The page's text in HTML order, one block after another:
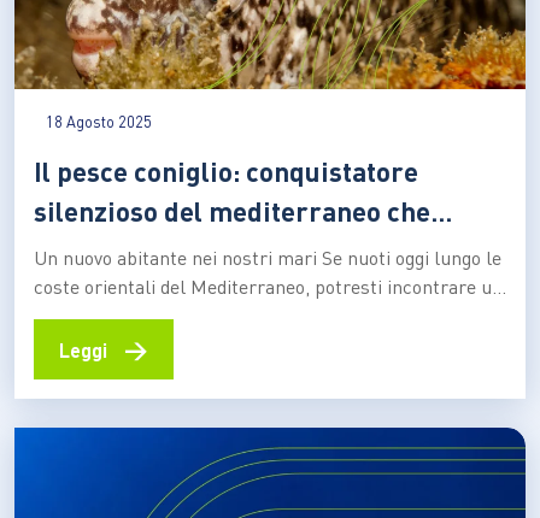
18 Agosto 2025
Il pesce coniglio: conquistatore
silenzioso del mediterraneo che
cambia
Un nuovo abitante nei nostri mari Se nuoti oggi lungo le
coste orientali del Mediterraneo, potresti incontrare un
pesce dal corpo allungato, le pinne eleganti e i colori
mimetici: è il pesce coniglio, nome comune che indica
Siganus rivulatus). Questi pesci…
Leggi →